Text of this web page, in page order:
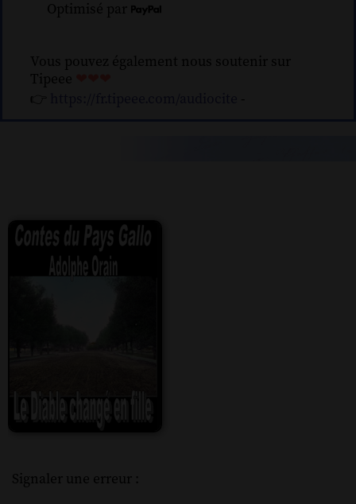
Optimisé par
Vous pouvez également nous soutenir sur
Tipeee
👉
-
Signaler une erreur :